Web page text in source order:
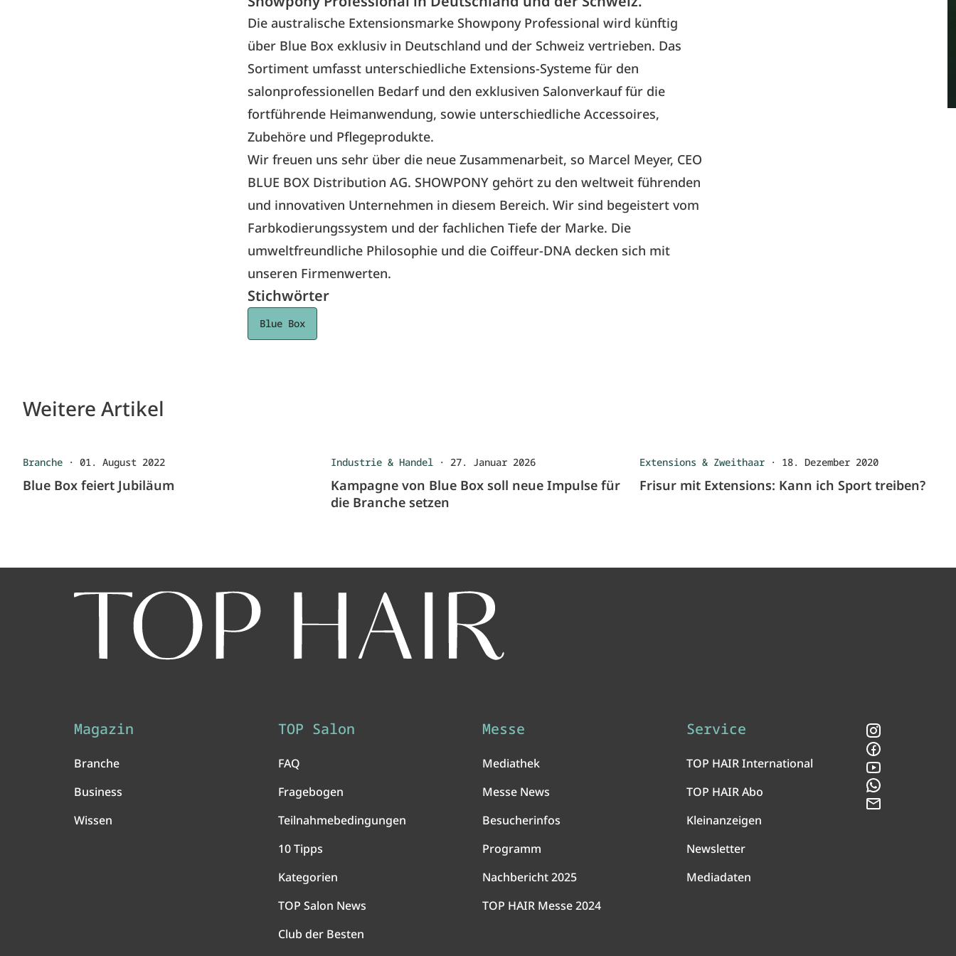
Die australische Extensionsmarke Showpony Professional wird künftig
über Blue Box exklusiv in Deutschland und der Schweiz vertrieben. Das
Sortiment umfasst unterschiedliche Extensions-Systeme für den
salonprofessionellen Bedarf und den exklusiven Salonverkauf für die
fortführende Heimanwendung, sowie unterschiedliche Accessoires,
Zubehöre und Pflegeprodukte.
Wir freuen uns sehr über die neue Zusammenarbeit, so Marcel Meyer, CEO
BLUE BOX Distribution AG. SHOWPONY gehört zu den weltweit führenden
und innovativen Unternehmen in diesem Bereich. Wir sind begeistert vom
Farbkodierungssystem und der fachlichen Tiefe der Marke. Die
umweltfreundliche Philosophie und die Coiffeur-DNA decken sich mit
unseren Firmenwerten.
Stichwörter
Blue Box
Weitere Artikel
Branche · 01. August 2022
Blue Box feiert Jubiläum
Industrie & Handel · 27. Januar 2026
Kampagne von Blue Box soll neue Impulse für
die Branche setzen
Extensions & Zweithaar· 18. Dezember 2020
Frisur mit Extensions: Kann ich Sport treiben?
Magazin
Branche
Business
Wissen
TOP Salon
FAQ
Fragebogen
Teilnahmebedingungen
10 Tipps
Kategorien
TOP Salon News
Club der Besten
Messe
Mediathek
Messe News
Besucherinfos
Programm
Nachbericht 2025
TOP HAIR Messe 2024
Service
TOP HAIR International
TOP HAIR Abo
Kleinanzeigen
Newsletter
Mediadaten